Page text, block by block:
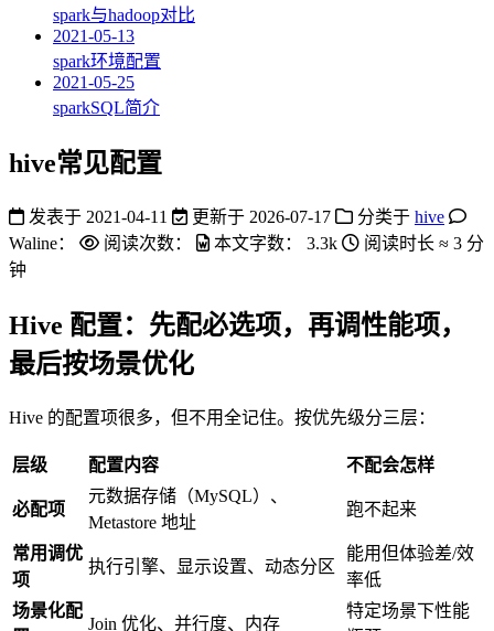
spark与hadoop对比
2021-05-13
spark环境配置
2021-05-25
sparkSQL简介
hive常见配置
发表于 2021-04-11 更新于 2026-07-17 分类于 hive
Waline：
阅读次数： 本文字数： 3.3k 阅读时长 ≈ 3 分
钟
Hive 配置：先配必选项，再调性能项，
最后按场景优化
Hive 的配置项很多，但不用全记住。按优先级分三层：
层级 配置内容 不配会怎样
必配项
元数据存储（MySQL）、
Metastore 地址
跑不起来
常用调优
项
执行引擎、显示设置、动态分区
能用但体验差/效
率低
场景化配
Join 优化、并行度、内存
特定场景下性能